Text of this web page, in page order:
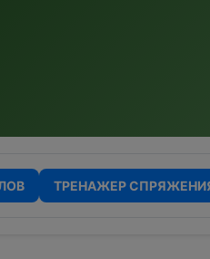
ТРЕНАЖЕР